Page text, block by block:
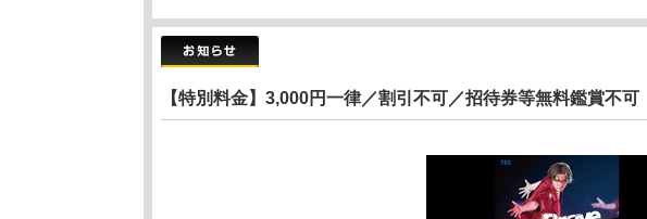
【特別料金】3,000円一律／割引不可／招待券等無料鑑賞不可